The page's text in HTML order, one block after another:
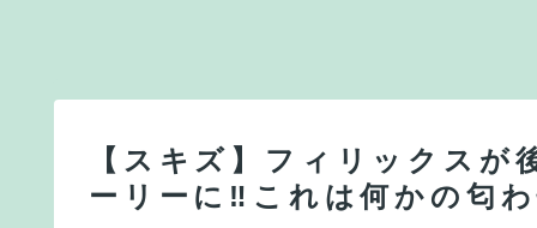
【スキズ】フィリックス
ーリーに‼これは何かの匂